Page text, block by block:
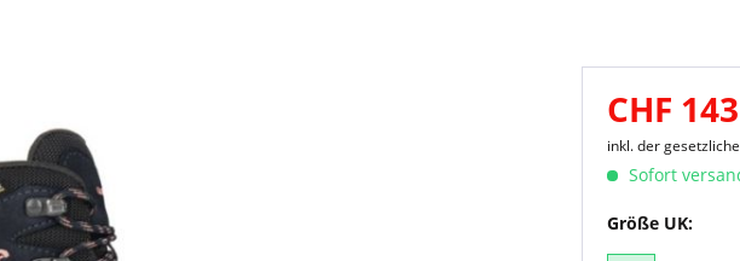
CHF
inkl. der
Sofort
Größe UK: